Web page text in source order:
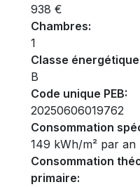
938 €
Chambres:
1
Classe
B
Code unique PEB:
20250606019762
Consommation
149 kWh/m² par an
Consommation
primaire: